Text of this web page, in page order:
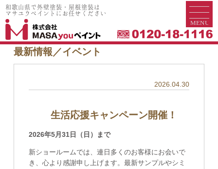
和歌山県で外壁塗装・屋根塗装は
マサユウペイントにお任せください
最新情報／イベント
2026.04.30
生活応援キャンペーン開催！
2026年5月31日（日）まで
新ショールームでは、連日多くのお客様にお会いで
き、心より感謝申し上げます。最新サンプルやシミ
和歌山県で外壁塗装・屋根塗装は
マサユウペイントにお任せください